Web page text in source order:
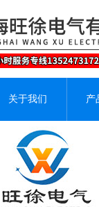
关于我们 产